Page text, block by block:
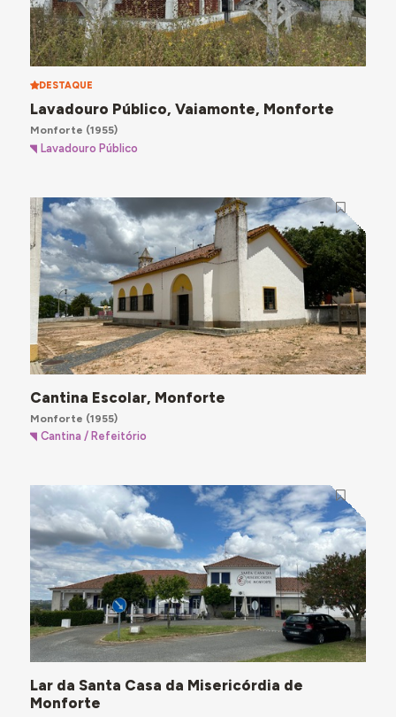
DESTAQUE
Lavadouro Público, Vaiamonte, Monforte
Monforte (1955)
Lavadouro Público
Cantina Escolar, Monforte
Monforte (1955)
Cantina / Refeitório
Lar da Santa Casa da Misericórdia de
Monforte